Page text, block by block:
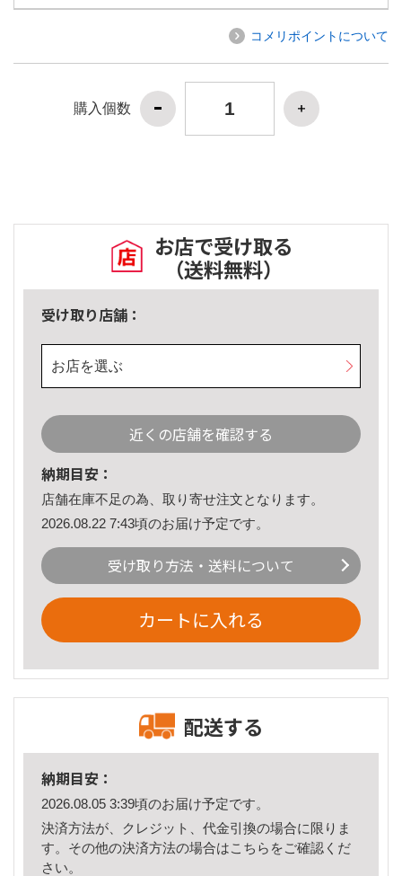
コメリポイントについて
購入個数
お店で受け取る
（送料無料）
受け取り店舗：
お店を選ぶ
近くの店舗を確認する
納期目安：
店舗在庫不足の為、取り寄せ注文となります。
2026.08.22 7:43頃のお届け予定です。
受け取り方法・送料について
カートに入れる
配送する
納期目安：
2026.08.05 3:39頃のお届け予定です。
決済方法が、クレジット、代金引換の場合に限りま
す。その他の決済方法の場合はこちら をご確認くだ
さい。